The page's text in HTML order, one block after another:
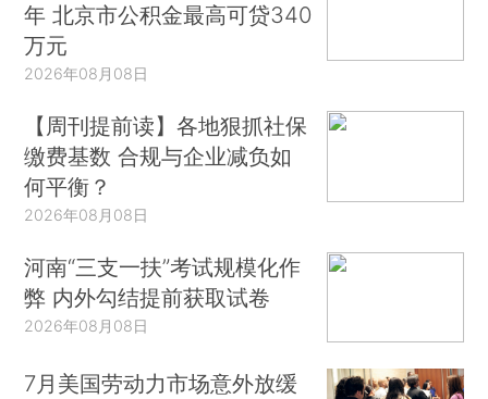
年 北京市公积金最高可贷340
万元
2026年08月08日
【周刊提前读】各地狠抓社保
缴费基数 合规与企业减负如
何平衡？
2026年08月08日
河南“三支一扶”考试规模化作
弊 内外勾结提前获取试卷
2026年08月08日
7月美国劳动力市场意外放缓